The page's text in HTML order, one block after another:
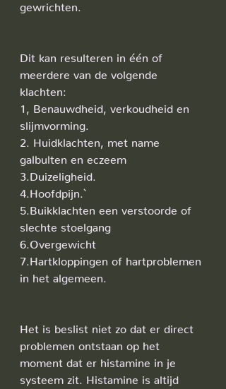
gewrichten.
Dit kan resulteren in één of
meerdere van de volgende
klachten:
1, Benauwdheid, verkoudheid en
slijmvorming.
2. Huidklachten, met name
galbulten en eczeem
3.Duizeligheid.
4.Hoofdpijn.`
5.Buikklachten een verstoorde of
slechte stoelgang
6.Overgewicht
7.Hartkloppingen of hartproblemen
in het algemeen.
Het is beslist niet zo dat er direct
problemen ontstaan op het
moment dat er histamine in je
systeem zit. Histamine is altijd